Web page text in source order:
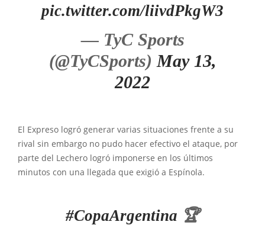
pic.twitter.com/liivdPkgW3
— TyC Sports
(@TyCSports) May 13,
2022
El Expreso logró generar varias situaciones frente a su
rival sin embargo no pudo hacer efectivo el ataque, por
parte del Lechero logró imponerse en los últimos
minutos con una llegada que exigió a Espínola.
#CopaArgentina 🏆